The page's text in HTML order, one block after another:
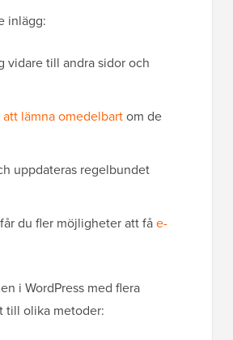
inlägg:
vidare till andra sidor och
lämna omedelbartom de
uppdateras regelbundet
du fler möjligheter att fåe-
i WordPress med flera
till olika metoder: